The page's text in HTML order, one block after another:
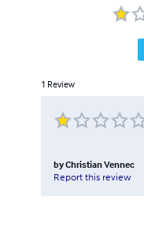
1 Review
byChristian Vennec
Report this review